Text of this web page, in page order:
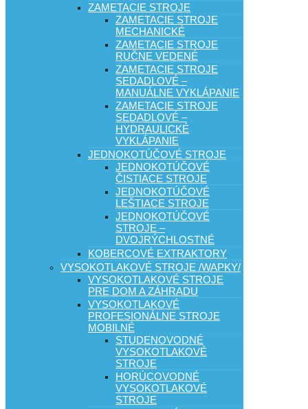
ZAMETACIE STROJE
ZAMETACIE STROJE
MECHANICKÉ
ZAMETACIE STROJE
RUČNE VEDENÉ
ZAMETACIE STROJE
SEDADLOVÉ –
MANUÁLNE VYKLÁPANIE
ZAMETACIE STROJE
SEDADLOVÉ –
HYDRAULICKÉ
VYKLÁPANIE
JEDNOKOTÚČOVÉ STROJE
JEDNOKOTÚČOVÉ
ČISTIACE STROJE
JEDNOKOTÚČOVÉ
LEŠTIACE STROJE
JEDNOKOTÚČOVÉ
STROJE –
DVOJRÝCHLOSTNÉ
KOBERCOVÉ EXTRAKTORY
VYSOKOTLAKOVÉ STROJE /WAPKY/
VYSOKOTLAKOVÉ STROJE
PRE DOM A ZÁHRADU
VYSOKOTLAKOVÉ
PROFESIONÁLNE STROJE
MOBILNÉ
STUDENOVODNÉ
VYSOKOTLAKOVÉ
STROJE
HORÚCOVODNÉ
VYSOKOTLAKOVÉ
STROJE